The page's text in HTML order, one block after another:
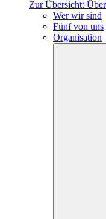
Zur Übersicht:
Wer wir sind
Fünf von uns
Organisation